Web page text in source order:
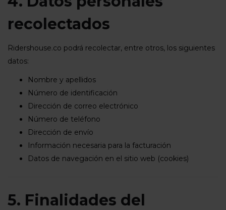
recolectados
Ridershouse.co podrá recolectar, entre otros, los siguientes
datos:
Nombre y apellidos
Número de identificación
Dirección de correo electrónico
Número de teléfono
Dirección de envío
Información necesaria para la facturación
Datos de navegación en el sitio web (cookies)
5. Finalidades del